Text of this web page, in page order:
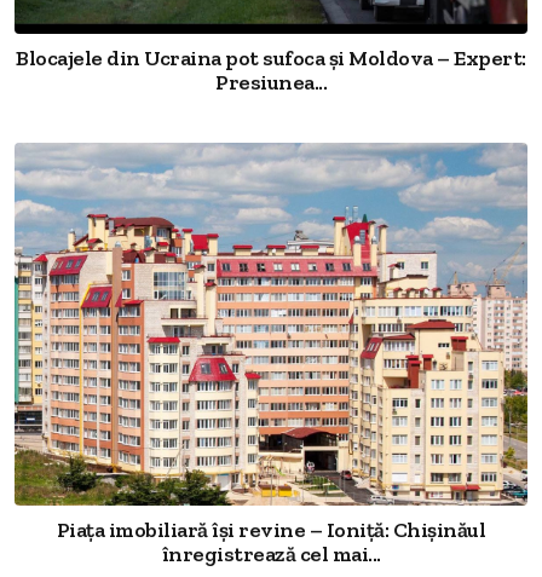
Blocajele din Ucraina pot sufoca și Moldova – Expert:
Presiunea...
Piața imobiliară își revine – Ioniță: Chișinăul
înregistrează cel mai...